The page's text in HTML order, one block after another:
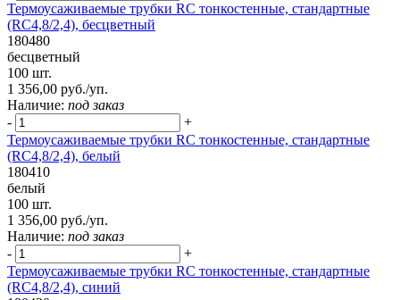
Термоусаживаемые трубки RC тонкостенные, стандартные
(RC4,8/2,4), бесцветный
180480
бесцветный
100 шт.
1 356,00 руб./уп.
Наличие: под заказ
-
+
Термоусаживаемые трубки RC тонкостенные, стандартные
(RC4,8/2,4), белый
180410
белый
100 шт.
1 356,00 руб./уп.
Наличие: под заказ
-
+
Термоусаживаемые трубки RC тонкостенные, стандартные
(RC4,8/2,4), синий